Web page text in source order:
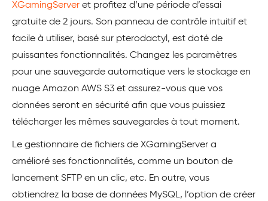
XGamingServer et profitez d’une période d’essai
gratuite de 2 jours. Son panneau de contrôle intuitif et
facile à utiliser, basé sur pterodactyl, est doté de
puissantes fonctionnalités. Changez les paramètres
pour une sauvegarde automatique vers le stockage en
nuage Amazon AWS S3 et assurez-vous que vos
données seront en sécurité afin que vous puissiez
télécharger les mêmes sauvegardes à tout moment.
Le gestionnaire de fichiers de XGamingServer a
amélioré ses fonctionnalités, comme un bouton de
lancement SFTP en un clic, etc. En outre, vous
obtiendrez la base de données MySQL, l’option de créer